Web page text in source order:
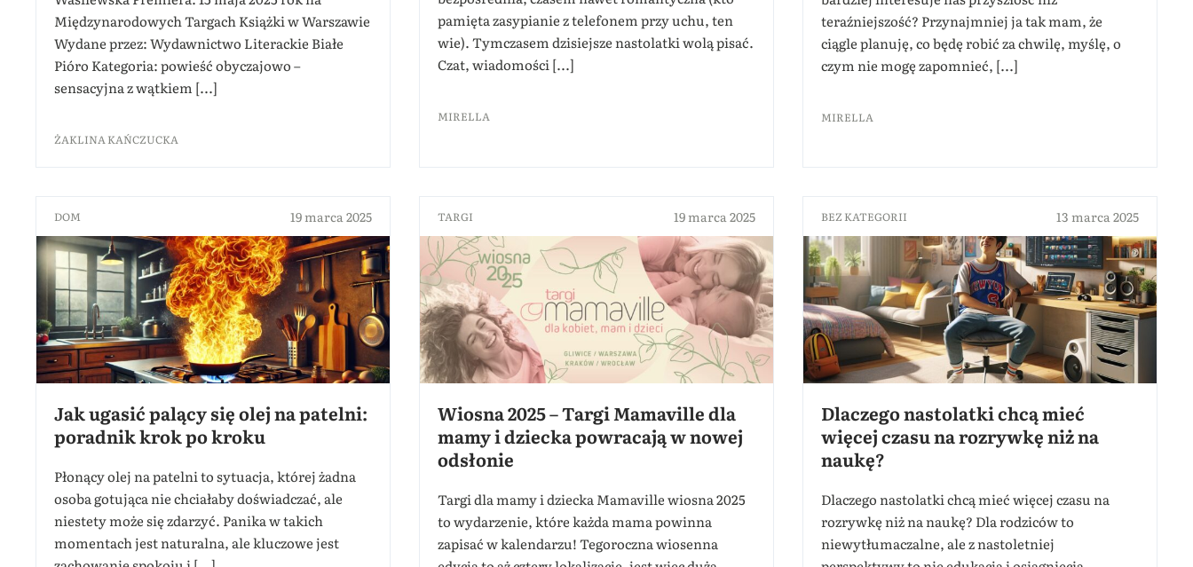
Międzynarodowych Targach Książki w Warszawie
Wydane przez: Wydawnictwo Literackie Białe
Pióro Kategoria: powieść obyczajowo –
sensacyjna z wątkiem [...]
ŻAKLINA KAŃCZUCKA
pamięta zasypianie z telefonem przy uchu, ten
wie). Tymczasem dzisiejsze nastolatki wolą pisać.
Czat, wiadomości [...]
MIRELLA
teraźniejszość? Przynajmniej ja tak mam, że
ciągle planuję, co będę robić za chwilę, myślę, o
czym nie mogę zapomnieć, [...]
MIRELLA
DOM 19 marca 2025
Jak ugasić palący się olej na patelni:
poradnik krok po kroku
Płonący olej na patelni to sytuacja, której żadna
osoba gotująca nie chciałaby doświadczać, ale
niestety może się zdarzyć. Panika w takich
momentach jest naturalna, ale kluczowe jest
TARGI 19 marca 2025
Wiosna 2025 – Targi Mamaville dla
mamy i dziecka powracają w nowej
odsłonie
Targi dla mamy i dziecka Mamaville wiosna 2025
to wydarzenie, które każda mama powinna
zapisać w kalendarzu! Tegoroczna wiosenna
BEZ KATEGORII 13 marca 2025
Dlaczego nastolatki chcą mieć
więcej czasu na rozrywkę niż na
naukę?
Dlaczego nastolatki chcą mieć więcej czasu na
rozrywkę niż na naukę? Dla rodziców to
niewytłumaczalne, ale z nastoletniej